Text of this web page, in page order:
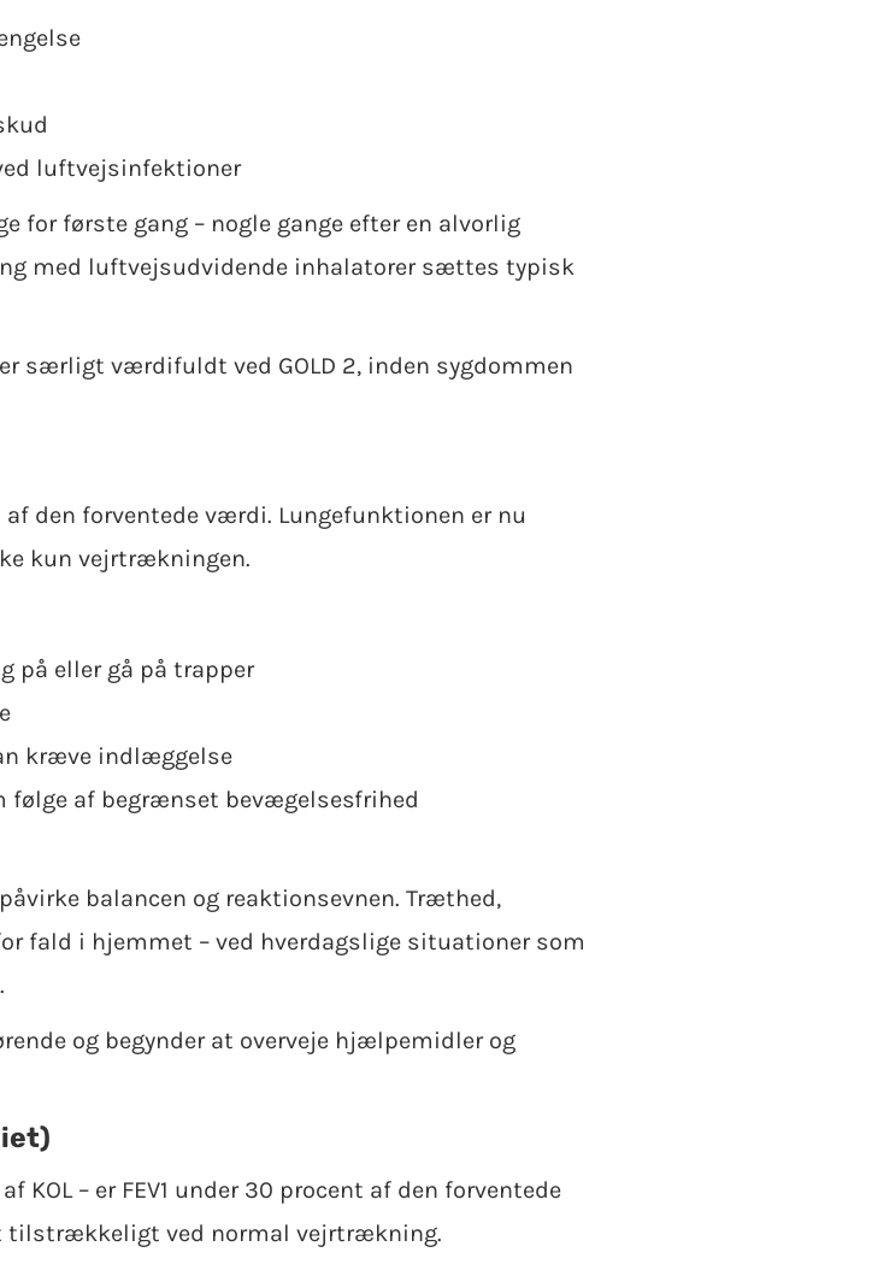
luftvejsinfektioner
for første gang – nogle gange efter en alvorlig
med luftvejsudvidende inhalatorer sættes typisk
særligt værdifuldt ved GOLD 2, inden sygdommen
af den forventede værdi. Lungefunktionen er nu
kun vejrtrækningen.
på eller gå på trapper
kræve indlæggelse
følge af begrænset bevægelsesfrihed
balancen og reaktionsevnen. Træthed,
fald i hjemmet – ved hverdagslige situationer som
og begynder at overveje hjælpemidler og
KOL – er FEV1 under 30 procent af den forventede
tilstrækkeligt ved normal vejrtrækning.